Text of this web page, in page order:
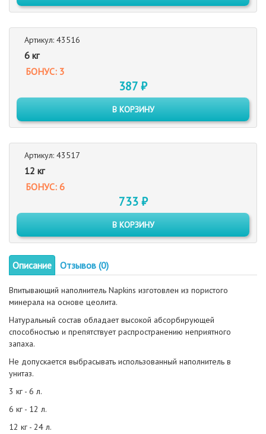
Артикул: 43516
6 кг
БОНУС: 3
387 ₽
В КОРЗИНУ
Артикул: 43517
12 кг
БОНУС: 6
733 ₽
В КОРЗИНУ
Описание Отзывов (0)
Впитывающий наполнитель Napkins изготовлен из пористого
минерала на основе цеолита.
Натуральный состав обладает высокой абсорбирующей
способностью и препятствует распространению неприятного
запаха.
Не допускается выбрасывать использованный наполнитель в
унитаз.
3 кг - 6 л.
6 кг - 12 л.
12 кг - 24 л.